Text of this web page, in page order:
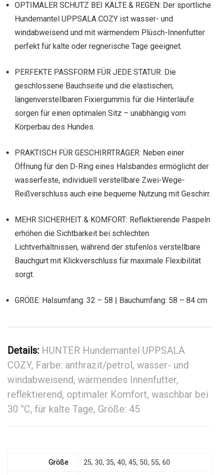
OPTIMALER SCHUTZ BEI KÄLTE & REGEN: Der sportliche
Hundemantel UPPSALA COZY ist wasser- und
windabweisend und mit wärmendem Plüsch-Innenfutter
perfekt für kalte oder regnerische Tage geeignet.
PERFEKTE PASSFORM FÜR JEDE STATUR: Die
geschlossene Bauchseite und die elastischen,
längenverstellbaren Fixiergummis für die Hinterläufe
sorgen für einen optimalen Sitz – unabhängig vom
Körperbau des Hundes.
PRAKTISCH FÜR GESCHIRRTRÄGER: Neben einer
Öffnung für den D-Ring eines Halsbandes ermöglicht der
wasserfeste, individuell verstellbare Zwei-Wege-
Reißverschluss auch eine bequeme Nutzung mit Geschirr.
MEHR SICHERHEIT & KOMFORT: Reflektierende Paspeln
erhöhen die Sichtbarkeit bei schlechten
Lichtverhältnissen, während der stufenlos verstellbare
Bauchgurt mit Klickverschluss für maximale Flexibilität
sorgt.
GRÖßE: Halsumfang: 32 – 58 | Bauchumfang: 58 – 84 cm
Details: HUNTER Hundemantel UPPSALA
COZY, Farbe: anthrazit/petrol, wasser- und
windabweisend, wärmendes Innenfutter,
reflektierend, optimaler Komfort, waschbar bei
30 °C, für kalte Tage, Größe: 45
Größe 25, 30, 35, 40, 45, 50, 55, 60